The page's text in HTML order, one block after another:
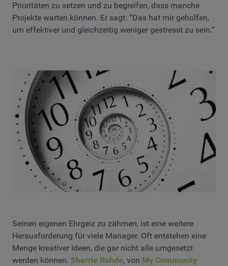
Prioritäten zu setzen und zu begreifen, dass manche
Projekte warten können. Er sagt: “Das hat mir geholfen,
um effektiver und gleichzeitig weniger gestresst zu sein.”
Seinen eigenen Ehrgeiz zu zähmen, ist eine weitere
Herausforderung für viele Manager. Oft entstehen eine
Menge kreativer Ideen, die gar nicht alle umgesetzt
werden können. Sherrie Rohde, von My Community